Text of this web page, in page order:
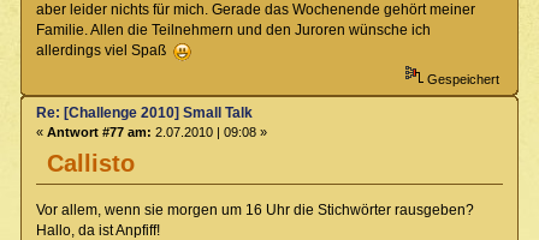
aber leider nichts für mich. Gerade das Wochenende gehört meiner
Familie. Allen die Teilnehmern und den Juroren wünsche ich
allerdings viel Spaß
Gespeichert
Callisto
Re: [Challenge 2010] Small Talk
« Antwort #77 am: 2.07.2010 | 09:08 »
Vor allem, wenn sie morgen um 16 Uhr die Stichwörter rausgeben?
Hallo, da ist Anpfiff!